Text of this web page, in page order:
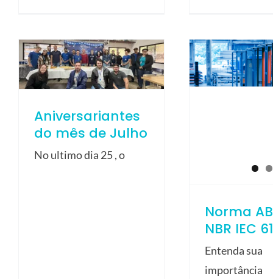
Aniversariantes
do mês de Julho
No ultimo dia 25 , o
Norma
NBR IEC
Entenda sua
importância